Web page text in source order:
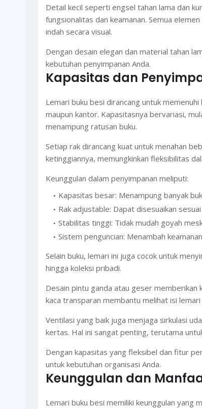
Detail kecil seperti engsel tahan lama dan
fungsionalitas dan keamanan. Semua
indah secara visual.
Dengan desain elegan dan material tahan
kebutuhan penyimpanan Anda.
Kapasitas dan
Lemari buku besi dirancang untuk
maupun kantor. Kapasitasnya bervariasi,
menampung ratusan buku.
Setiap rak dirancang kuat untuk menahan
ketinggiannya, memungkinkan fleksibilitas
Keunggulan dalam penyimpanan meliputi:
Kapasitas besar: Menampung banyak
Rak adjustable: Dapat disesuaikan
Stabilitas tinggi: Tidak mudah goyah
Sistem penguncian: Menambah
Selain buku, lemari ini juga cocok untuk
hingga koleksi pribadi.
Desain pintu ganda atau geser memberikan
kaca transparan membantu melihat isi
Ventilasi yang baik juga menjaga sirkulasi
kertas. Hal ini sangat penting, terutama
Dengan kapasitas yang fleksibel dan fitur
untuk kebutuhan organisasi Anda.
Keunggulan dan
Lemari buku besi memiliki keunggulan yang